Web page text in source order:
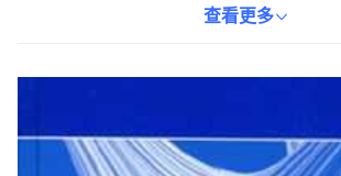
師，都能從本書中獲益匪淺，提升在相關領域
查看更多